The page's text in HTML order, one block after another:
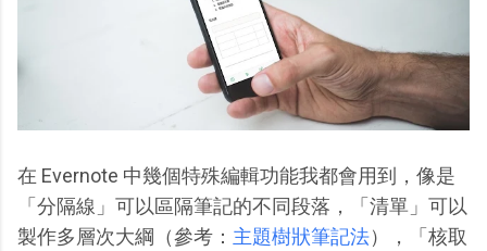
在 Evernote 中幾個特殊編輯功能我都會用到，像是
「分隔線」可以區隔筆記的不同段落，「清單」可以
製作多層次大綱（參考： 主題樹狀筆記法），「核取